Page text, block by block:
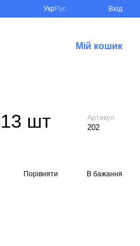
УкрРус Вхід
Мій кошик
13 шт Артикул
202
Порівняти В бажання